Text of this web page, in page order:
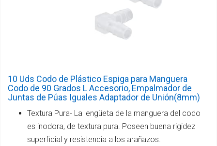
10 Uds Codo de Plástico Espiga para Manguera
Codo de 90 Grados L Accesorio, Empalmador de
Juntas de Púas Iguales Adaptador de Unión(8mm)
Textura Pura- La lengüeta de la manguera del codo
es inodora, de textura pura. Poseen buena rigidez
superficial y resistencia a los arañazos.